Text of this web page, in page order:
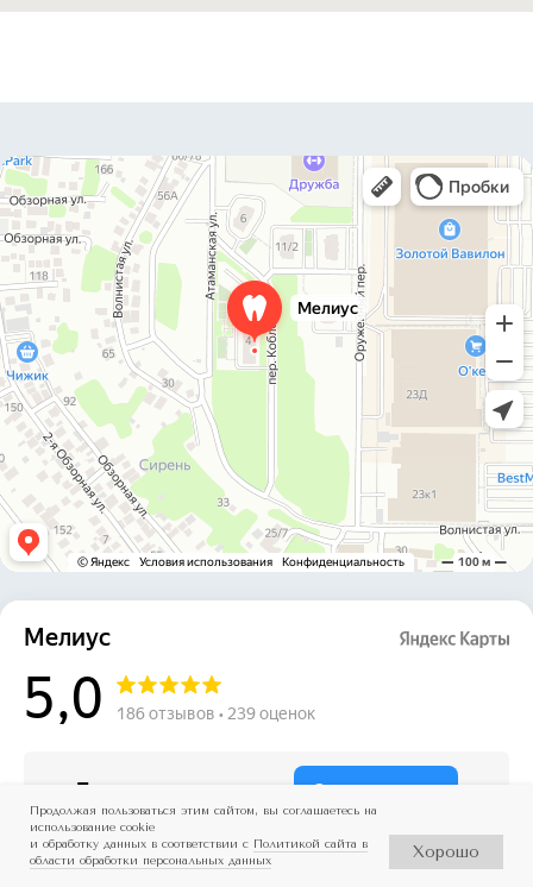
Правовые документы
Политика конфиденциальности
© 2023-2026 ООО "Дентал
Мы рядом:
Чалтырь
Ленинаван
Ленинакан
Продолжая пользоваться этим сайтом, вы соглашаетесь на
использование cookie
и обработку данных в соответствии с Политикой сайта в
области обработки персональных данных
Хорошо